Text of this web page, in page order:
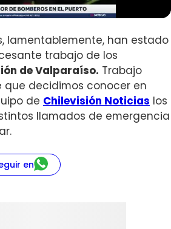
lamentablemente, han estado
trabajo de los
de Valparaíso. Trabajo
que decidimos conocer en
de Chilevisión Noticias los
llamados de emergencia
en